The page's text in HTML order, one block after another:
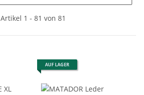
Artikel 1 - 81 von 81
AUF LAGER